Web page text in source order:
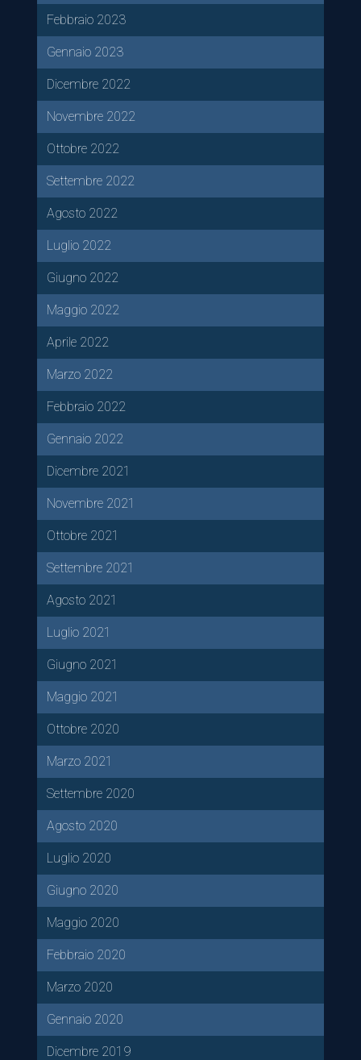
Febbraio 2023
Gennaio 2023
Dicembre 2022
Novembre 2022
Ottobre 2022
Settembre 2022
Agosto 2022
Luglio 2022
Giugno 2022
Maggio 2022
Aprile 2022
Marzo 2022
Febbraio 2022
Gennaio 2022
Dicembre 2021
Novembre 2021
Ottobre 2021
Settembre 2021
Agosto 2021
Luglio 2021
Giugno 2021
Maggio 2021
Ottobre 2020
Marzo 2021
Settembre 2020
Agosto 2020
Luglio 2020
Giugno 2020
Maggio 2020
Febbraio 2020
Marzo 2020
Gennaio 2020
Dicembre 2019